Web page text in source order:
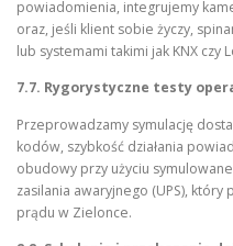
powiadomienia, integrujemy
oraz, jeśli klient sobie życzy,
lub systemami takimi jak KNX czy
7.7. Rygorystyczne testy
Przeprowadzamy symulację
kodów, szybkość działania
obudowy przy użyciu
zasilania awaryjnego (UPS),
prądu w Zielonce.